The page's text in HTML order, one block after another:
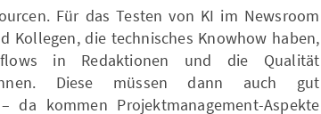
Für das Testen von KI im Newsroom
Kollegen, die technisches Knowhow haben,
in Redaktionen und die Qualität
Diese müssen dann auch gut
da kommen Projektmanagement-Aspekte